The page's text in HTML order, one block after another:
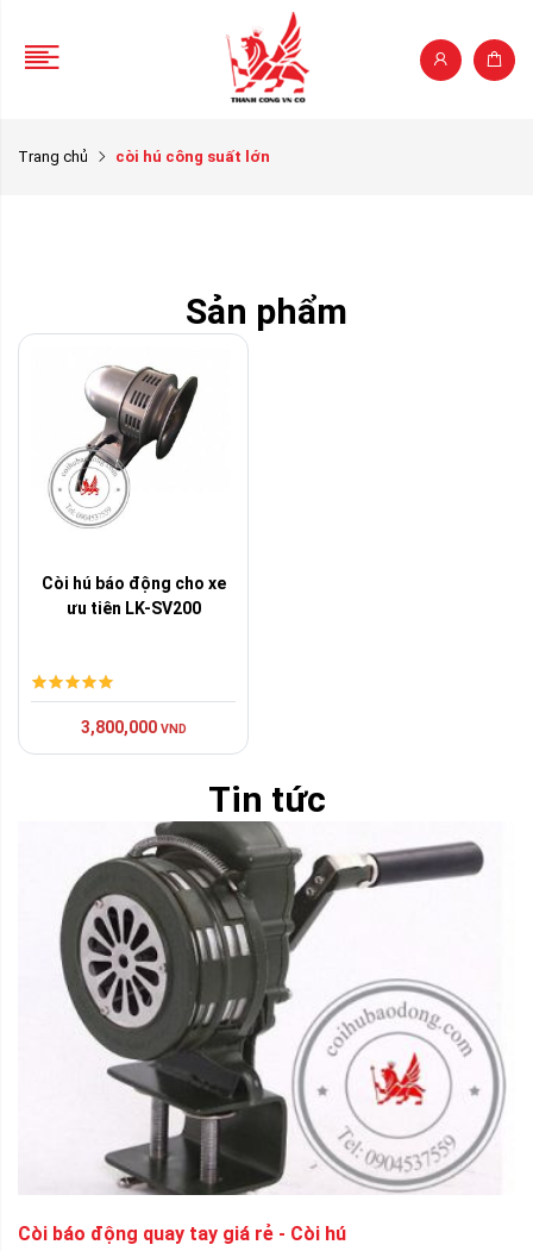
Trang chủ còi hú công suất lớn
Sản phẩm
Còi hú báo động cho xe
ưu tiên LK-SV200
3,800,000 VND
Tin tức
Còi báo động quay tay giá rẻ - Còi hú